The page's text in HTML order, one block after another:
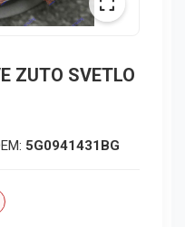
ZUTO SVETLO
5G0941431BG